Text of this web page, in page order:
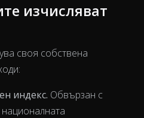
изчисляват
своя собствена
индекс. Обвързан с